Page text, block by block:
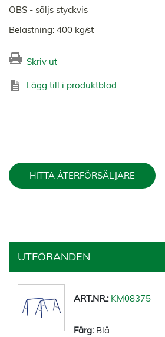
OBS - säljs styckvis
Belastning: 400 kg/st
Skriv ut
Lägg till i produktblad
HITTA ÅTERFÖRSÄLJARE
UTFÖRANDEN
KM08375
Blå